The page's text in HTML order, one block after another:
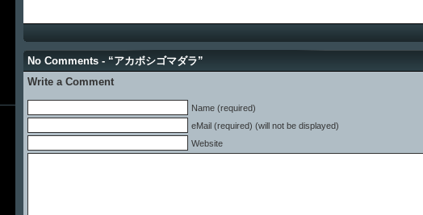
No Comments - “アカボシゴマダラ”
Write a Comment
Name (required)
eMail (required) (will not be displayed)
Website